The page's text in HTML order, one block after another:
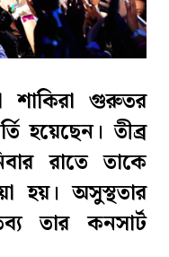
শাকিরা গুরুতর
হয়েছেন। তীব্র
রাতে তাকে
হয়। অসুস্থতার
তার কনসার্ট